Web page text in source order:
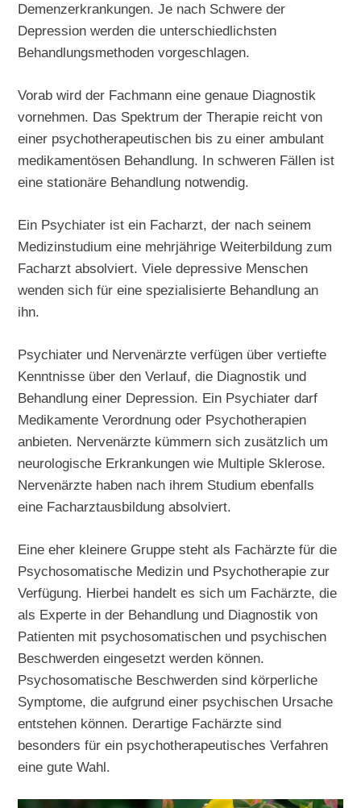
Demenzerkrankungen. Je nach Schwere der
Depression werden die unterschiedlichsten
Behandlungsmethoden vorgeschlagen.
Vorab wird der Fachmann eine genaue Diagnostik
vornehmen. Das Spektrum der Therapie reicht von
einer psychotherapeutischen bis zu einer ambulant
medikamentösen Behandlung. In schweren Fällen ist
eine stationäre Behandlung notwendig.
Ein Psychiater ist ein Facharzt, der nach seinem
Medizinstudium eine mehrjährige Weiterbildung zum
Facharzt absolviert. Viele depressive Menschen
wenden sich für eine spezialisierte Behandlung an
ihn.
Psychiater und Nervenärzte verfügen über vertiefte
Kenntnisse über den Verlauf, die Diagnostik und
Behandlung einer Depression. Ein Psychiater darf
Medikamente Verordnung oder Psychotherapien
anbieten. Nervenärzte kümmern sich zusätzlich um
neurologische Erkrankungen wie Multiple Sklerose.
Nervenärzte haben nach ihrem Studium ebenfalls
eine Facharztausbildung absolviert.
Eine eher kleinere Gruppe steht als Fachärzte für die
Psychosomatische Medizin und Psychotherapie zur
Verfügung. Hierbei handelt es sich um Fachärzte, die
als Experte in der Behandlung und Diagnostik von
Patienten mit psychosomatischen und psychischen
Beschwerden eingesetzt werden können.
Psychosomatische Beschwerden sind körperliche
Symptome, die aufgrund einer psychischen Ursache
entstehen können. Derartige Fachärzte sind
besonders für ein psychotherapeutisches Verfahren
eine gute Wahl.